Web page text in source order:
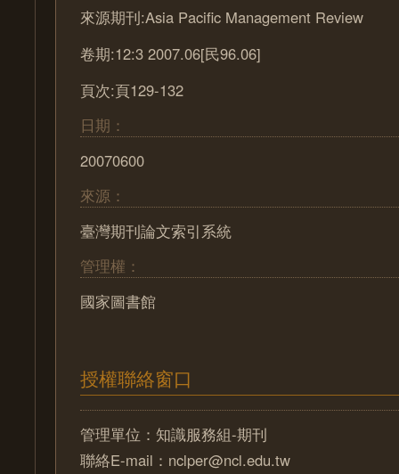
來源期刊:Asia Pacific Management Review
卷期:12:3 2007.06[民96.06]
頁次:頁129-132
日期：
20070600
來源：
臺灣期刊論文索引系統
管理權：
國家圖書館
授權聯絡窗口
管理單位：知識服務組-期刊
聯絡E-mail：nclper@ncl.edu.tw